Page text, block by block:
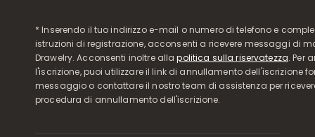
* Inserendo il tuo indirizzo e-mail o numero di telefono e
istruzioni di registrazione, acconsenti a ricevere messaggi di
Drawelry. Acconsenti inoltre allapolitica sulla riservatezza. Per
l'iscrizione, puoi utilizzare il link di annullamento dell'iscrizione
messaggio o contattare il nostro team di assistenza per
procedura di annullamento dell'iscrizione.